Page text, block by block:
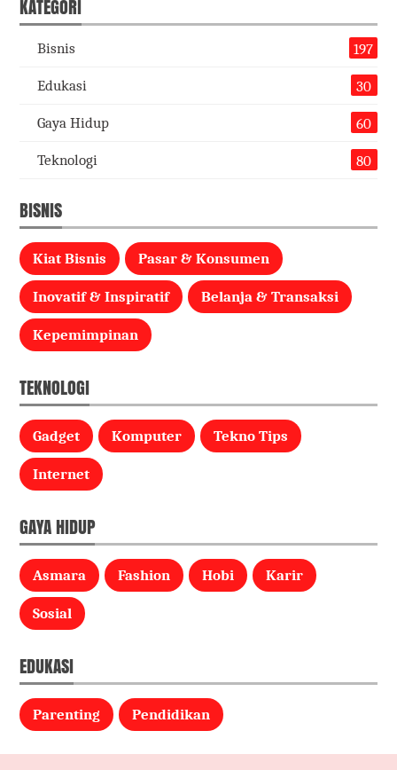
KATEGORI
Bisnis 197
Edukasi 30
Gaya Hidup 60
Teknologi 80
BISNIS
Kiat Bisnis Pasar & Konsumen
Inovatif & Inspiratif Belanja & Transaksi
Kepemimpinan
TEKNOLOGI
Gadget Komputer Tekno Tips
Internet
GAYA HIDUP
Asmara Fashion Hobi Karir
Sosial
EDUKASI
Parenting Pendidikan